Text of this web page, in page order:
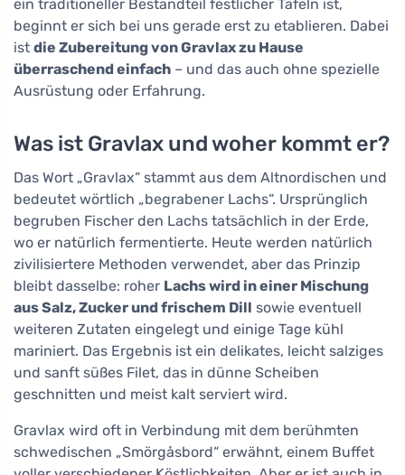
ein traditioneller Bestandteil festlicher Tafeln ist,
beginnt er sich bei uns gerade erst zu etablieren. Dabei
ist die Zubereitung von Gravlax zu Hause
überraschend einfach – und das auch ohne spezielle
Ausrüstung oder Erfahrung.
Was ist Gravlax und woher kommt er?
Das Wort „Gravlax“ stammt aus dem Altnordischen und
bedeutet wörtlich „begrabener Lachs“. Ursprünglich
begruben Fischer den Lachs tatsächlich in der Erde,
wo er natürlich fermentierte. Heute werden natürlich
zivilisiertere Methoden verwendet, aber das Prinzip
bleibt dasselbe: roher Lachs wird in einer Mischung
aus Salz, Zucker und frischem Dill sowie eventuell
weiteren Zutaten eingelegt und einige Tage kühl
mariniert. Das Ergebnis ist ein delikates, leicht salziges
und sanft süßes Filet, das in dünne Scheiben
geschnitten und meist kalt serviert wird.
Gravlax wird oft in Verbindung mit dem berühmten
schwedischen „Smörgåsbord“ erwähnt, einem Buffet